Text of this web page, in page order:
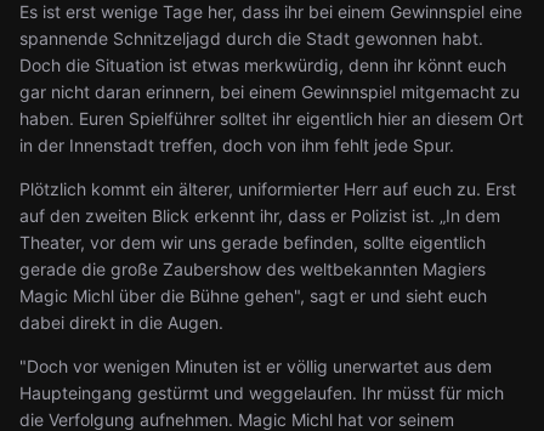
Es ist erst wenige Tage her, dass ihr bei einem Gewinnspiel eine
spannende Schnitzeljagd durch die Stadt gewonnen habt.
Doch die Situation ist etwas merkwürdig, denn ihr könnt euch
gar nicht daran erinnern, bei einem Gewinnspiel mitgemacht zu
haben. Euren Spielführer solltet ihr eigentlich hier an diesem Ort
in der Innenstadt treffen, doch von ihm fehlt jede Spur.
Plötzlich kommt ein älterer, uniformierter Herr auf euch zu. Erst
auf den zweiten Blick erkennt ihr, dass er Polizist ist. „In dem
Theater, vor dem wir uns gerade befinden, sollte eigentlich
gerade die große Zaubershow des weltbekannten Magiers
Magic Michl über die Bühne gehen", sagt er und sieht euch
dabei direkt in die Augen.
"Doch vor wenigen Minuten ist er völlig unerwartet aus dem
Haupteingang gestürmt und weggelaufen. Ihr müsst für mich
die Verfolgung aufnehmen. Magic Michl hat vor seinem